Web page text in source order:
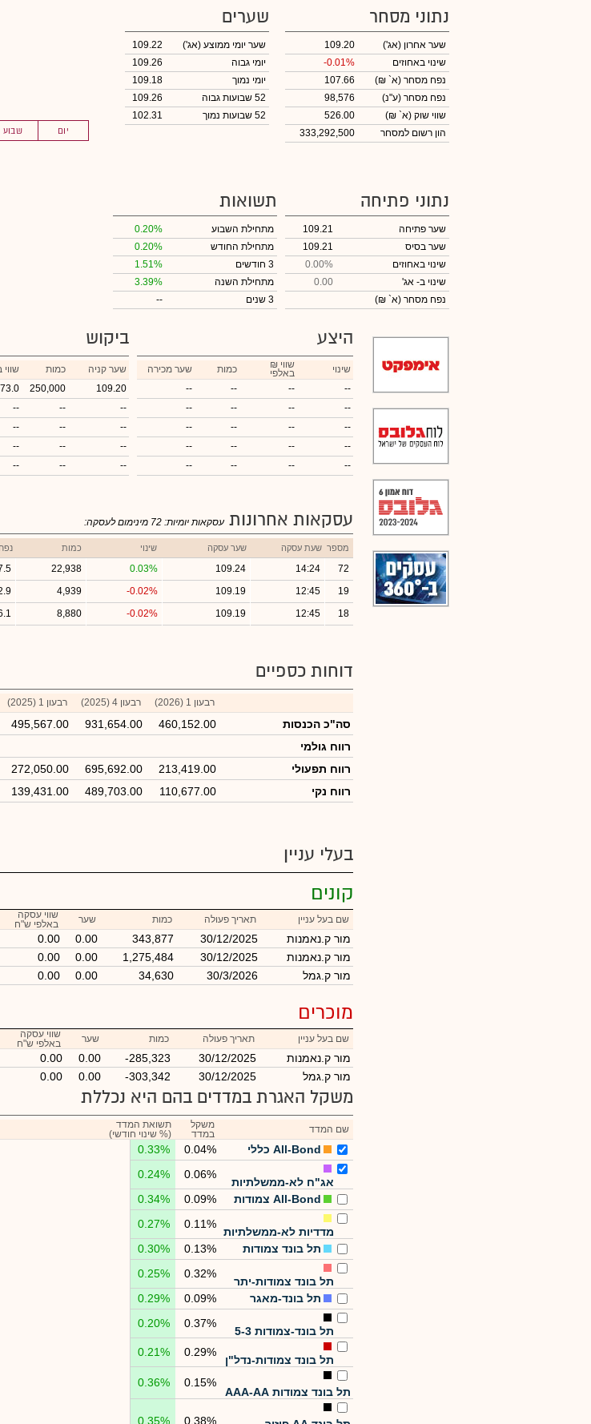
יום שבוע
נתוני מסחר
שער אחרון (אג')
109.20
שינוי באחוזים
-0.01%
נפח מסחר (א` ₪)
107.66
נפח מסחר (ע"נ)
98,576
שווי שוק (א` ₪)
526.00
הון רשום למסחר
333,292,500
שערים
שער יומי ממוצע (אג')
109.22
יומי גבוה
109.26
יומי נמוך
109.18
52 שבועות גבוה
109.26
52 שבועות נמוך
102.31
נתוני פתיחה
שער פתיחה
109.21
שער בסיס
109.21
שינוי באחוזים
0.00%
שינוי ב- אג'
0.00
נפח מסחר (א` ₪)
תשואות
מתחילת השבוע
0.20%
מתחילת החודש
0.20%
3 חודשים
1.51%
מתחילת השנה
3.39%
3 שנים
--
היצע
שינוי ₪ שווי
באלפי כמות
שער מכירה
--
--
--
--
--
--
--
--
--
--
--
--
--
--
--
--
--
--
--
--
ביקוש
שער קניה כמות ₪
109.20
250,000
--
--
--
--
--
--
--
--
--
--
--
--
עסקאות אחרונות עסקאות יומיות: 72 מינימום לעסקה:
מספר שעת עסקה שער עסקה שינוי כמות
72
14:24
109.24
0.03%
22,938
19
12:45
109.19
-0.02%
4,939
18
12:45
109.19
-0.02%
8,880
דוחות כספיים
רבעון 1 (2026) רבעון 4 (2025) רבעון 1 (2025)
סה"כ הכנסות 460,152.00
931,654.00
495,567.00
רווח גולמי
רווח תפעולי
213,419.00
695,692.00
272,050.00
רווח נקי
110,677.00
489,703.00
139,431.00
בעלי עניין
קונים
שם בעל עניין תאריך פעולה כמות שער
שווי עסקה
באלפי ש"ח
מור ק.נאמנות 30/12/2025
343,877
0.00
0.00
מור ק.נאמנות
30/12/2025
1,275,484
0.00
0.00
מור ק.גמל
30/3/2026
34,630
0.00
0.00
מוכרים
שם בעל עניין תאריך פעולה כמות שער
שווי עסקה
באלפי ש"ח
מור ק.נאמנות 30/12/2025
-285,323
0.00
0.00
מור ק.גמל
30/12/2025
-303,342
0.00
0.00
משקל האגרת במדדים בהם היא נכללת
שם המדד
משקל
במדד
תשואת המדד
(% שינוי חודשי)
All-Bond כללי 0.04%
0.33%
אג"ח לא-ממשלתיות
0.06%
0.24%
All-Bond צמודות
0.09%
0.34%
מדדיות לא-ממשלתיות
0.11%
0.27%
תל בונד צמודות
0.13%
0.30%
תל בונד צמודות-יתר
0.32%
0.25%
תל בונד-מאגר
0.09%
0.29%
תל בונד-צמודות 5-3
0.37%
0.20%
תל בונד צמודות-נדל"ן
0.29%
0.21%
תל בונד צמודות AAA-AA
0.15%
0.36%
0.38%
0.35%